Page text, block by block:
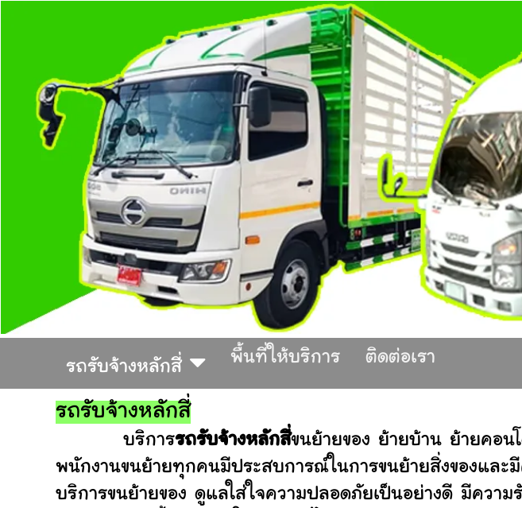
รถรับจ้างหลักสี่
พื้นที่ให้บริการ ติดต่อเรา
รถรับจ้างหลักสี่
บริการรถรับจ้างหลักสี่ขนย้ายของ ย้ายบ้าน ย้ายคอ
พนักงานขนย้ายทุกคนมีประสบการณ์ในการขนย้ายสิ่งของและมี
บริการขนย้ายของ ดูแลใส่ใจความปลอดภัยเป็นอย่างดี มีคว